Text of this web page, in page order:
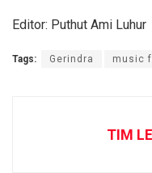
Editor: Puthut Ami Luhur
Tags: Gerindra music
TIM